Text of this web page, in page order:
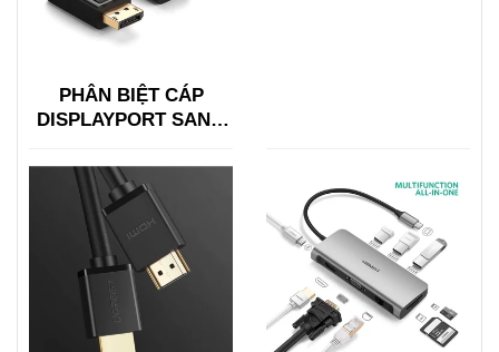
PHÂN BIỆT CÁP
DISPLAYPORT SANG
DISPLAYPORT